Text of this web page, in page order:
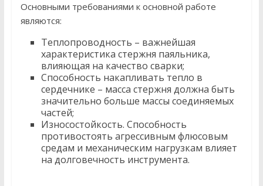
Основными требованиями к основной работе
являются:
Теплопроводность – важнейшая
характеристика стержня паяльника,
влияющая на качество сварки;
Способность накапливать тепло в
сердечнике – масса стержня должна быть
значительно больше массы соединяемых
частей;
Износостойкость. Способность
противостоять агрессивным флюсовым
средам и механическим нагрузкам влияет
на долговечность инструмента.